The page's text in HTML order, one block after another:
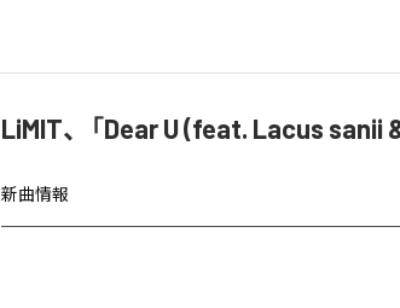
LiMIT、「Dear U (feat. Lacus sanii
新曲情報